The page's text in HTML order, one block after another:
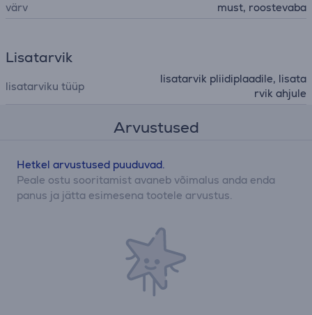
värv
must, roostevaba
Lisatarvik
lisatarviku tüüp
lisatarvik pliidiplaadile, lisata
rvik ahjule
Arvustused
Hetkel arvustused puuduvad.
Peale ostu sooritamist avaneb võimalus anda enda
panus ja jätta esimesena tootele arvustus.